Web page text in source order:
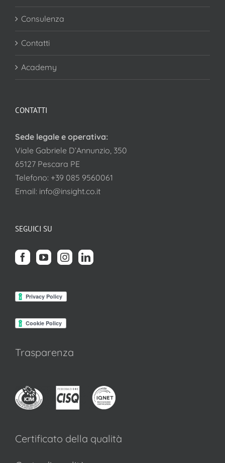
Consulenza
Contatti
Academy
CONTATTI
Sede legale e operativa:
Viale Gabriele D’Annunzio, 350
65127 Pescara PE
Telefono: +39 085 9560061
Email: info@insight.co.it
SEGUICI SU
Trasparenza
Certificato della qualità